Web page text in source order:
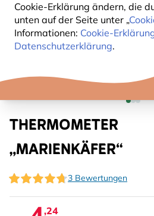
Cookie-Erklärung ändern, die
unten auf der Seite unter „
Informationen: Cookie-
Datenschutzerklärung.
THERMOMETER
„MARIENKÄFER“
3 Bewertungen
,24